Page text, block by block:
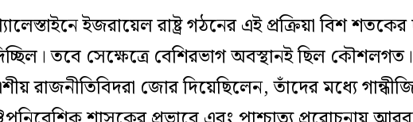
ইজরায়েল রাষ্ট্র গঠনের এই প্রক্রিয়া বিশ
তবে সেক্ষেত্রে বেশিরভাগ অবস্থানই ছিল
রাজনীতিবিদরা জোর দিয়েছিলেন, তাঁদের মধ্যে